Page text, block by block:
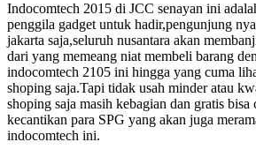
Indocomtech 2015 di JCC senayan ini
penggila gadget untuk hadir,pengunjung
jakarta saja,seluruh nusantara akan
dari yang memeang niat membeli barang
indocomtech 2105 ini hingga yang cuma
shoping saja.Tapi tidak usah minder atau
shoping saja masih kebagian dan gratis bisa
kecantikan para SPG yang akan juga
indocomtech ini.